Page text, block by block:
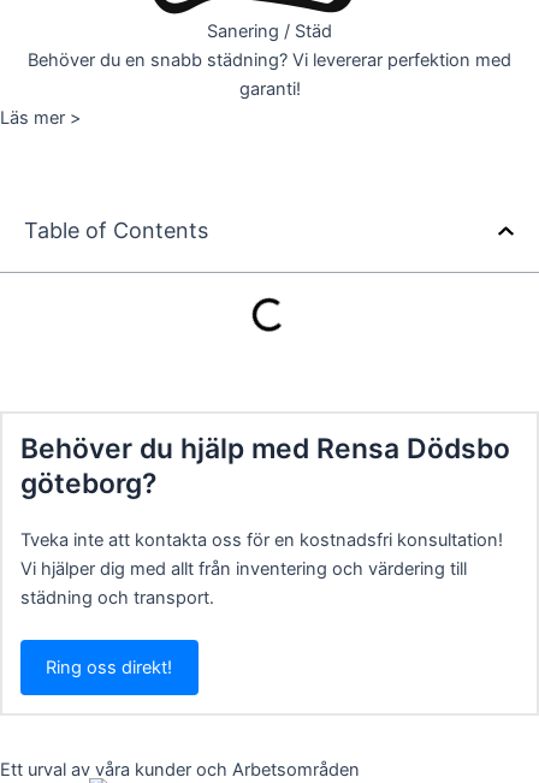
Sanering / Städ
Behöver du en snabb städning? Vi levererar perfektion med
garanti!
Läs mer >
Table of Contents
Behöver du hjälp med Rensa Dödsbo
göteborg?
Tveka inte att kontakta oss för en kostnadsfri konsultation!
Vi hjälper dig med allt från inventering och värdering till
städning och transport.
Ring oss direkt!
Ett urval av våra kunder och Arbetsområden